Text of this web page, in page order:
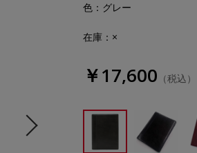
色 ：グレー
在庫：×
￥17,600 （税込）